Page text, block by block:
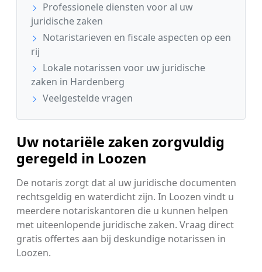
Professionele diensten voor al uw
juridische zaken
Notaristarieven en fiscale aspecten op een
rij
Lokale notarissen voor uw juridische
zaken in Hardenberg
Veelgestelde vragen
Uw notariële zaken zorgvuldig
geregeld in Loozen
De notaris zorgt dat al uw juridische documenten
rechtsgeldig en waterdicht zijn. In Loozen vindt u
meerdere notariskantoren die u kunnen helpen
met uiteenlopende juridische zaken. Vraag direct
gratis offertes aan bij deskundige notarissen in
Loozen.